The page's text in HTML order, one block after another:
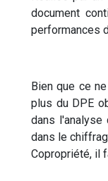
document
performances
Bien que ce
plus du DPE
dans l'analyse
dans le
Copropriété, il